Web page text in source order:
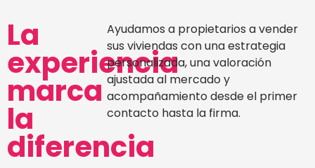
La
experiencia
marca
la
diferencia
Ayudamos a propietarios a vender
sus viviendas con una estrategia
personalizada, una valoración
ajustada al mercado y
acompañamiento desde el primer
contacto hasta la firma.